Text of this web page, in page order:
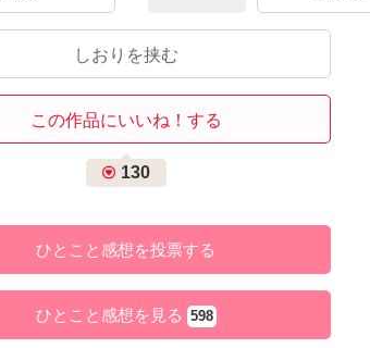
しおりを挟む
この作品にいいね！する
130
ひとこと感想を投票する
ひとこと感想を見る 598